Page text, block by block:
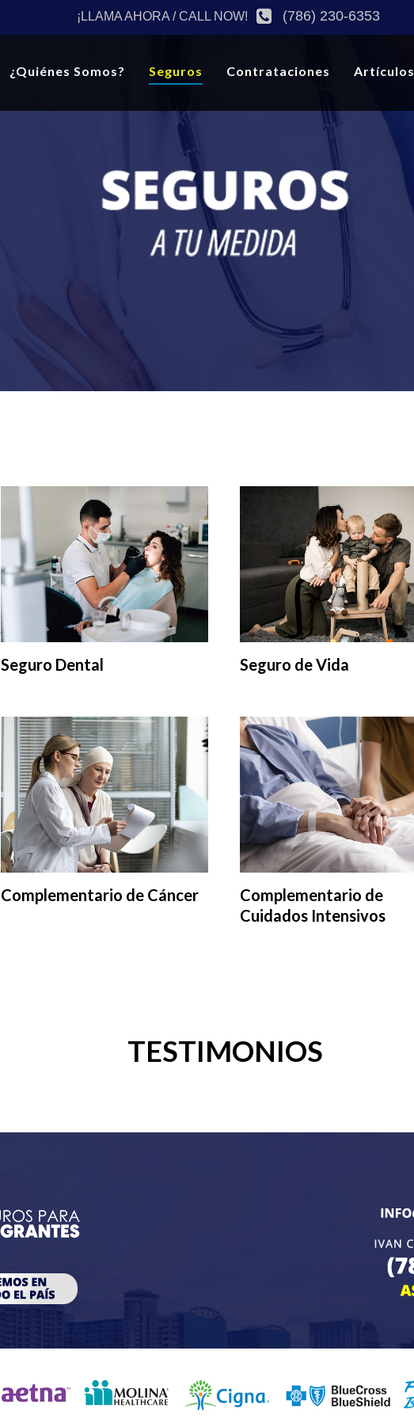
¡LLAMA AHORA / CALL NOW! (786) 230-6353
¿Quiénes Somos? Seguros Contrataciones Artículos
Seguro Dental Seguro de Vida
Complementario de Cáncer
Complementario de
Cuidados Intensivos
TESTIMONIOS